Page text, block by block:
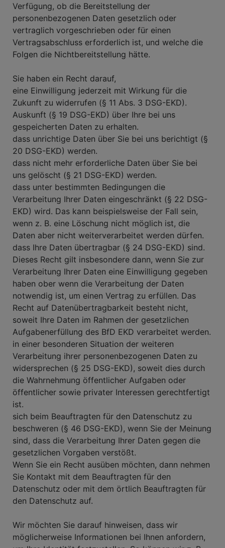
Verfügung, ob die Bereitstellung der
personenbezogenen Daten gesetzlich oder
vertraglich vorgeschrieben oder für einen
Vertragsabschluss erforderlich ist, und welche die
Folgen die Nichtbereitstellung hätte.
Sie haben ein Recht darauf,
eine Einwilligung jederzeit mit Wirkung für die
Zukunft zu widerrufen (§ 11 Abs. 3 DSG-EKD).
Auskunft (§ 19 DSG-EKD) über Ihre bei uns
gespeicherten Daten zu erhalten.
dass unrichtige Daten über Sie bei uns berichtigt (§
20 DSG-EKD) werden.
dass nicht mehr erforderliche Daten über Sie bei
uns gelöscht (§ 21 DSG-EKD) werden.
dass unter bestimmten Bedingungen die
Verarbeitung Ihrer Daten eingeschränkt (§ 22 DSG-
EKD) wird. Das kann beispielsweise der Fall sein,
wenn z. B. eine Löschung nicht möglich ist, die
Daten aber nicht weiterverarbeitet werden dürfen.
dass Ihre Daten übertragbar (§ 24 DSG-EKD) sind.
Dieses Recht gilt insbesondere dann, wenn Sie zur
Verarbeitung Ihrer Daten eine Einwilligung gegeben
haben ober wenn die Verarbeitung der Daten
notwendig ist, um einen Vertrag zu erfüllen. Das
Recht auf Datenübertragbarkeit besteht nicht,
soweit Ihre Daten im Rahmen der gesetzlichen
Aufgabenerfüllung des BfD EKD verarbeitet werden.
in einer besonderen Situation der weiteren
Verarbeitung ihrer personenbezogenen Daten zu
widersprechen (§ 25 DSG-EKD), soweit dies durch
die Wahrnehmung öffentlicher Aufgaben oder
öffentlicher sowie privater Interessen gerechtfertigt
ist.
sich beim Beauftragten für den Datenschutz zu
beschweren (§ 46 DSG-EKD), wenn Sie der Meinung
sind, dass die Verarbeitung Ihrer Daten gegen die
gesetzlichen Vorgaben verstößt.
Wenn Sie ein Recht ausüben möchten, dann nehmen
Sie Kontakt mit dem Beauftragten für den
Datenschutz oder mit dem örtlich Beauftragten für
den Datenschutz auf.
Wir möchten Sie darauf hinweisen, dass wir
möglicherweise Informationen bei Ihnen anfordern,